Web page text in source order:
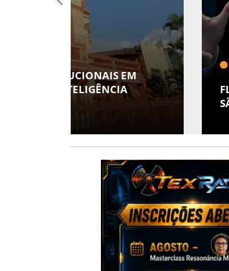
POLÍTICA
FLÁVIO CONFIRMA 47